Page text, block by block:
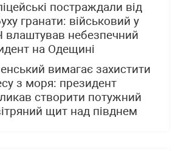
постраждали від
гранати: військовий у
влаштував небезпечний
на Одещині
вимагає захистити
з моря: президент
створити потужний
щит над півднем